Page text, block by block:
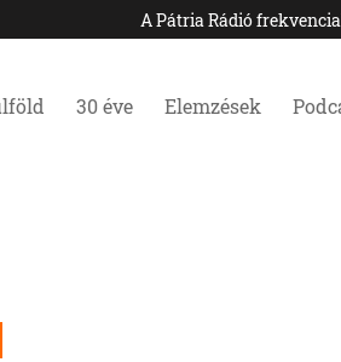
A Pátria Rádió
30 éve Elemzések